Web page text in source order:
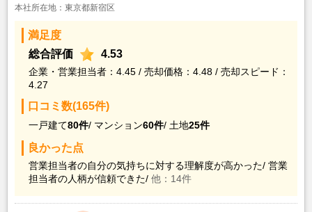
本社所在地：東京都新宿区
満足度
総合評価
4.53
企業・営業担当者：4.45 / 売却価格：4.48 / 売却スピード：
4.27
口コミ数(165件)
一戸建て80件/ マンション60件/ 土地25件
良かった点
営業担当者の自分の気持ちに対する理解度が高かった/ 営業
担当者の人柄が信頼できた/ 他：14件